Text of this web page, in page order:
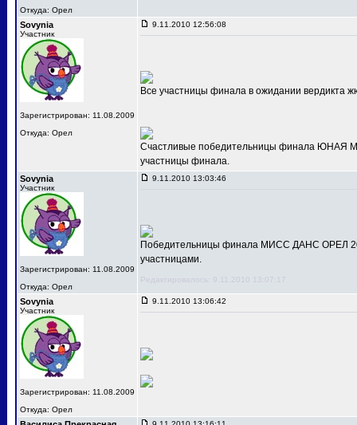
Откуда: Орел
Sovynia
Участник
Зарегистрирован: 11.08.2009
Откуда: Орел
9.11.2010 12:56:08
Все участницы финала в ожидании вердикта
Счастливые победительницы финала ЮНАЯ
участницы финала.
Sovynia
Участник
Зарегистрирован: 11.08.2009
Откуда: Орел
9.11.2010 13:03:46
Победительницы финала МИСС ДАНС ОРЕЛ
участницами.
Редактировалось: 9.11.2010 13:07:17
Sovynia
Участник
Зарегистрирован: 11.08.2009
Откуда: Орел
9.11.2010 13:06:42